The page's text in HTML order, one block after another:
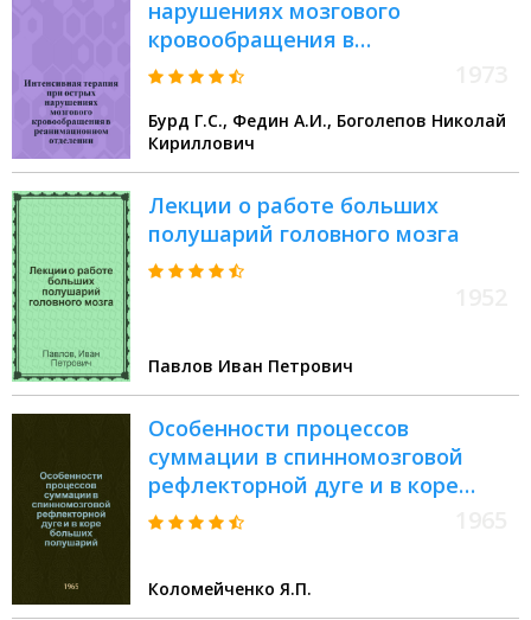
нарушениях мозгового
кровообращения в
реанимационном отделении :
Бурд Г.С., Федин А.И., Боголепов Николай
Кириллович
Лекции о работе больших
полушарий головного мозга
Павлов Иван Петрович
Особенности процессов
суммации в спинномозговой
рефлекторной дуге и в коре
больших полушарий :
наук
Коломейченко Я.П.